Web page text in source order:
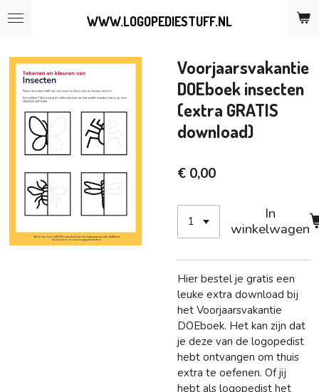
Ga
de
hoofdinhoud
WWW.LOGOPEDIESTUFF.NL
Voorjaarsvakantie
DOEboek insecten
(extra GRATIS
download)
€ 0,00
In
winkelwagen
Hier bestel je gratis een
leuke extra download bij
het Voorjaarsvakantie
DOEboek. Het kan zijn dat
je deze van de logopedist
hebt ontvangen om thuis
extra te oefenen. Of jij
hebt als logopedist het